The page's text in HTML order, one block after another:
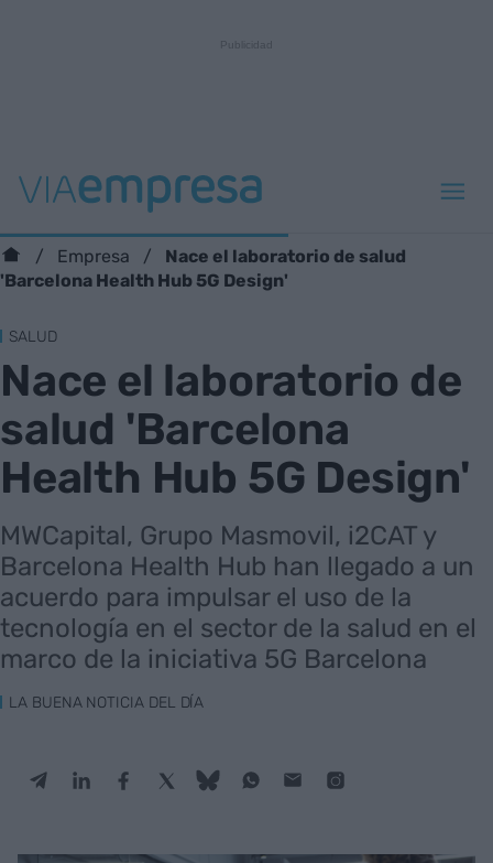
Empresa
Nace el laboratorio de salud
'Barcelona Health Hub 5G Design'
SALUD
Nace el laboratorio de
salud 'Barcelona
Health Hub 5G Design'
MWCapital, Grupo Masmovil, i2CAT y
Barcelona Health Hub han llegado a un
acuerdo para impulsar el uso de la
tecnología en el sector de la salud en el
marco de la iniciativa 5G Barcelona
LA BUENA NOTICIA DEL DÍA